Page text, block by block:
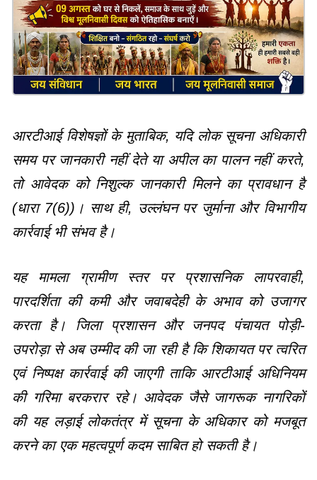
आरटीआई विशेषज्ञों के मुताबिक, यदि लोक सूचना अधिकारी
समय पर जानकारी नहीं देते या अपील का पालन नहीं करते,
तो आवेदक को निशुल्क जानकारी मिलने का प्रावधान है
(धारा 7(6))। साथ ही, उल्लंघन पर जुर्माना और विभागीय
कार्रवाई भी संभव है।
यह मामला ग्रामीण स्तर पर प्रशासनिक लापरवाही,
पारदर्शिता की कमी और जवाबदेही के अभाव को उजागर
करता है। जिला प्रशासन और जनपद पंचायत पोड़ी-
उपरोड़ा से अब उम्मीद की जा रही है कि शिकायत पर त्वरित
एवं निष्पक्ष कार्रवाई की जाएगी ताकि आरटीआई अधिनियम
की गरिमा बरकरार रहे। आवेदक जैसे जागरूक नागरिकों
की यह लड़ाई लोकतंत्र में सूचना के अधिकार को मजबूत
करने का एक महत्वपूर्ण कदम साबित हो सकती है।